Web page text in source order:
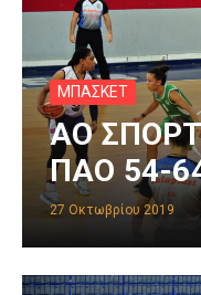
ΜΠΑΣΚΕΤ
ΑΟ
ΠΑΟ 54-
27 Οκτωβρίου 2019